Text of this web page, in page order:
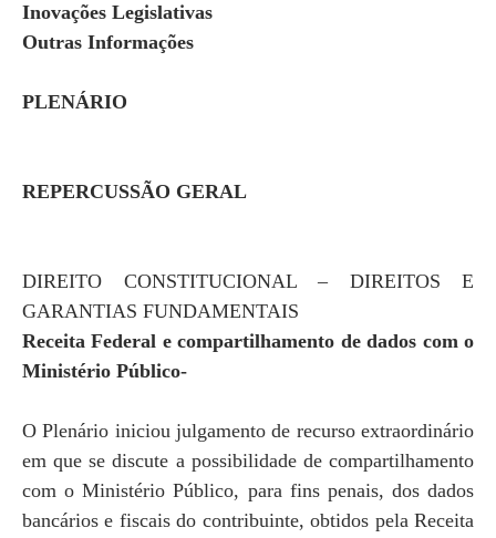
Inovações Legislativas
Outras Informações
PLENÁRIO
REPERCUSSÃO GERAL
DIREITO CONSTITUCIONAL – DIREITOS E
GARANTIAS FUNDAMENTAIS
Receita Federal e compartilhamento de dados com o
Ministério Público-
O Plenário iniciou julgamento de recurso extraordinário
em que se discute a possibilidade de compartilhamento
com o Ministério Público, para fins penais, dos dados
bancários e fiscais do contribuinte, obtidos pela Receita